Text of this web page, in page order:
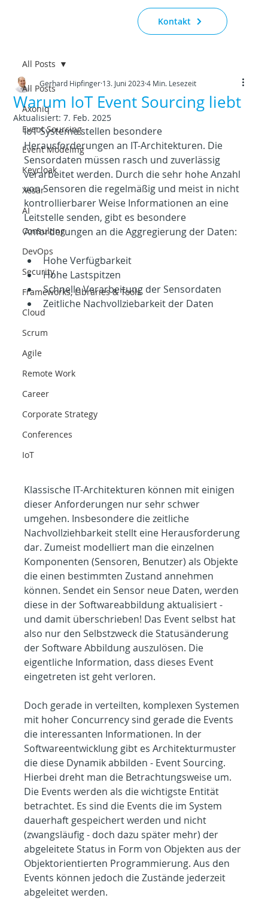
Kontakt
All Posts
Axoniq
Event Sourcing
Event Modeling
Keycloak
Xesar
AI
Consulting
DevOps
Security
Frameworks, Libraries & Tools
Cloud
Scrum
Agile
Remote Work
Career
Corporate Strategy
Conferences
IoT
All Posts
Warum IoT Event Sourcing liebt
Gerhard Hipfinger 13. Juni 2023 4 Min. Lesezeit
Aktualisiert:7. Feb. 2025
IoT-Systeme stellen besondere
Herausforderungen an IT-Architekturen. Die
Sensordaten müssen rasch und zuverlässig
verarbeitet werden. Durch die sehr hohe Anzahl
von Sensoren die regelmäßig und meist in nicht
kontrollierbarer Weise Informationen an eine
Leitstelle senden, gibt es besondere
Anforderungen an die Aggregierung der Daten:
Hohe Verfügbarkeit
Hohe Lastspitzen
Schnelle Verarbeitung der Sensordaten
Zeitliche Nachvollziebarkeit der Daten
Klassische IT-Architekturen können mit einigen
dieser Anforderungen nur sehr schwer
umgehen. Insbesondere die zeitliche
Nachvollziehbarkeit stellt eine Herausforderung
dar. Zumeist modelliert man die einzelnen
Komponenten (Sensoren, Benutzer) als Objekte
die einen bestimmten Zustand annehmen
können. Sendet ein Sensor neue Daten, werden
diese in der Softwareabbildung aktualisiert -
und damit überschrieben! Das Event selbst hat
also nur den Selbstzweck die Statusänderung
der Software Abbildung auszulösen. Die
eigentliche Information, dass dieses Event
eingetreten ist geht verloren.
Doch gerade in verteilten, komplexen Systemen
mit hoher Concurrency sind gerade die Events
die interessanten Informationen. In der
Softwareentwicklung gibt es Architekturmuster
die diese Dynamik abbilden - Event Sourcing.
Hierbei dreht man die Betrachtungsweise um.
Die Events werden als die wichtigste Entität
betrachtet. Es sind die Events die im System
dauerhaft gespeichert werden und nicht
(zwangsläufig - doch dazu später mehr) der
abgeleitete Status in Form von Objekten aus der
Objektorientierten Programmierung. Aus den
Events können jedoch die Zustände jederzeit
abgeleitet werden.